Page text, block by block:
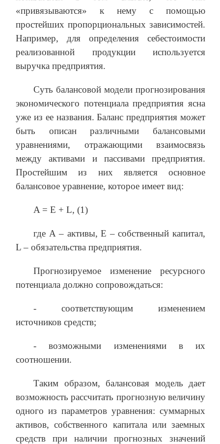
«привязываются» к нему с помощью
простейших пропорциональных зависимостей.
Например, для определения себестоимости
реализованной продукции используется
выручка предприятия.
Суть балансовой модели прогнозирования
экономического потенциала предприятия ясна
уже из ее названия. Баланс предприятия может
быть описан различными балансовыми
уравнениями, отражающими взаимосвязь
между активами и пассивами предприятия.
Простейшим из них является основное
балансовое уравнение, которое имеет вид:
A = E + L, (1)
где А – активы, Е – собственный капитал,
L – обязательства предприятия.
Прогнозируемое изменение ресурсного
потенциала должно сопровождаться:
‑ соответствующим изменением
источников средств;
‑ возможными изменениями в их
соотношении.
Таким образом, балансовая модель дает
возможность рассчитать прогнозную величину
одного из параметров уравнения: суммарных
активов, собственного капитала или заемных
средств при наличии прогнозных значений